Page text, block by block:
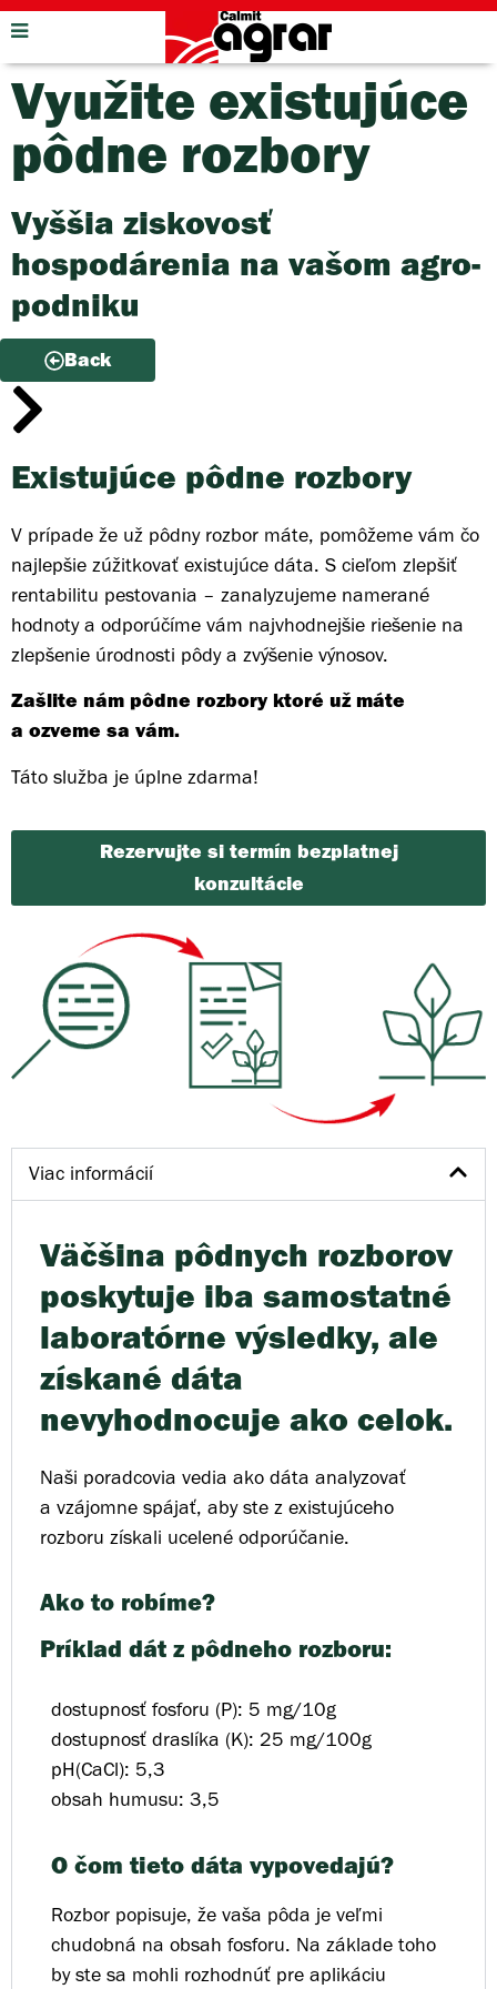
Využite existujúce
pôdne rozbory
Vyššia ziskovosť
hospodárenia na vašom agro-
podniku
Back
Existujúce pôdne rozbory
V prípade že už pôdny rozbor máte, pomôžeme vám čo
najlepšie zúžitkovať existujúce dáta. S cieľom zlepšiť
rentabilitu pestovania – zanalyzujeme namerané
hodnoty a odporúčíme vám najvhodnejšie riešenie na
zlepšenie úrodnosti pôdy a zvýšenie výnosov.
Zašlite nám pôdne rozbory ktoré už máte
a ozveme sa vám.
Táto služba je úplne zdarma!
Rezervujte si termín bezplatnej
konzultácie
Viac informácií
Väčšina pôdnych rozborov
poskytuje iba samostatné
laboratórne výsledky, ale
získané dáta
nevyhodnocuje ako celok.
Naši poradcovia vedia ako dáta analyzovať
a vzájomne spájať, aby ste z existujúceho
rozboru získali ucelené odporúčanie.
Ako to robíme?
Príklad dát z pôdneho rozboru:
dostupnosť fosforu (P): 5 mg/10g
dostupnosť draslíka (K): 25 mg/100g
pH(CaCl): 5,3
obsah humusu: 3,5
O čom tieto dáta vypovedajú?
Rozbor popisuje, že vaša pôda je veľmi
chudobná na obsah fosforu. Na základe toho
by ste sa mohli rozhodnúť pre aplikáciu